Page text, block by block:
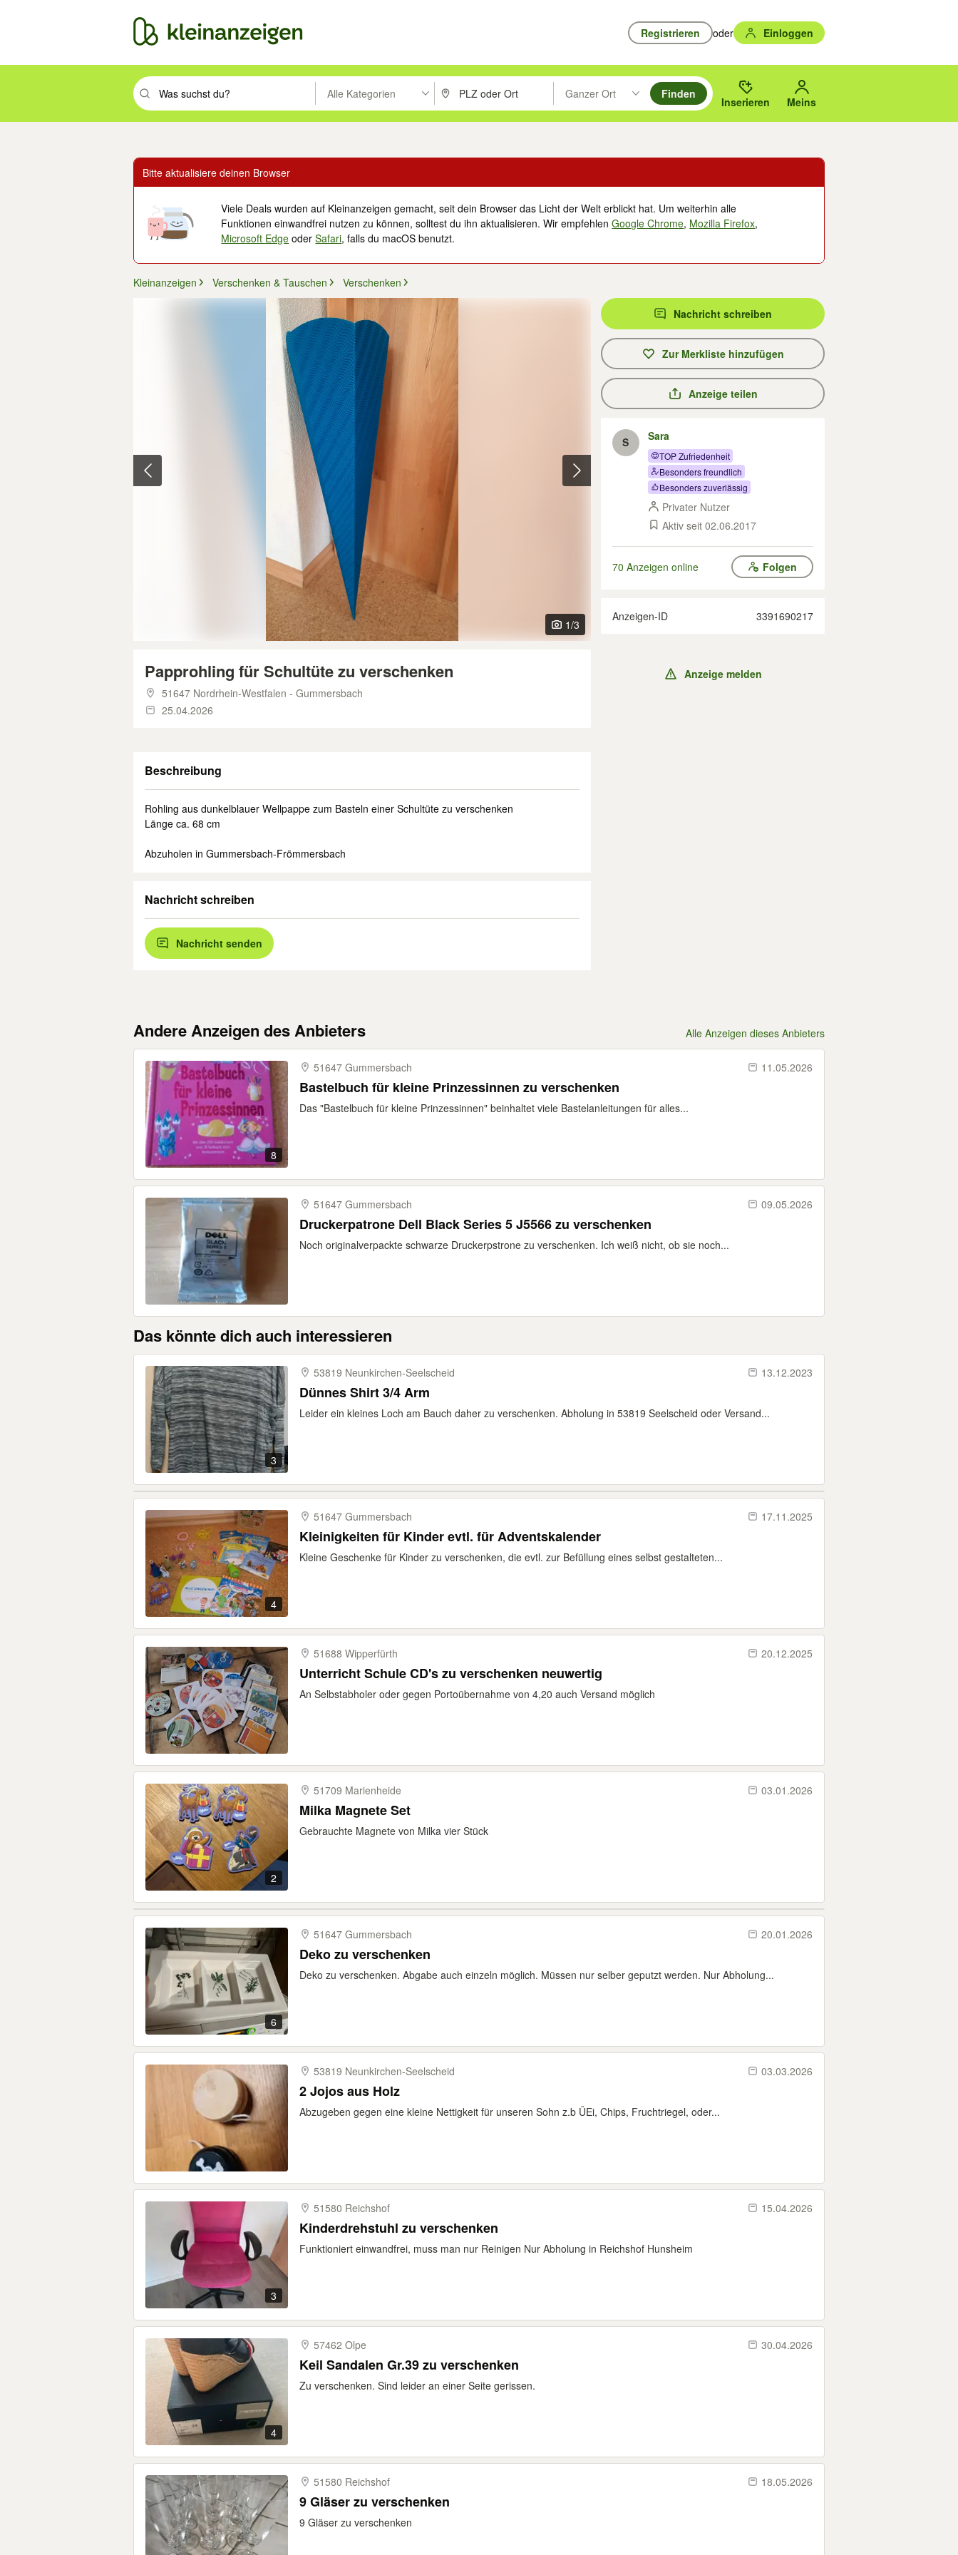
Registrieren oder Einloggen
Suchbegriff eingeben. Eingabetaste drücken um zu suchen, oder Vorschläge mit den Pfeiltasten nach oben/unten durchsuchen und mit Eingabetaste auswählen.
Alle Kategorien PLZ oder Ort eingeben. Eingabetaste drücken um zu suchen, oder Vorschläge mit den Pfeiltasten nach oben/
Ganzer Ort
Suche im Umkreis des gewählten Orts oder PLZ.
Finden
Inserieren Meins
Bitte aktualisiere deinen Browser
Viele Deals wurden auf Kleinanzeigen gemacht, seit dein Browser das Licht der Welt erblickt hat. Um weiterhin alle
Funktionen einwandfrei nutzen zu können, solltest du ihn aktualisieren. Wir empfehlenGoogle Chrome, Mozilla Firefox,
Microsoft Edge oderSafari, falls du macOS benutzt.
Kleinanzeigen Verschenken & Tauschen Verschenken
1/3
Papprohling für Schultüte zu verschenken
51647 Nordrhein-Westfalen - Gummersbach
25.04.2026
Beschreibung
Rohling aus dunkelblauer Wellpappe zum Basteln einer Schultüte zu verschenken
Länge ca. 68 cm
Abzuholen in Gummersbach-Frömmersbach
Nachricht schreiben
Nachricht senden
Nachricht schreiben
Zur Merkliste hinzufügen
Anzeige teilen
S Sara
TOP Zufriedenheit
Besonders freundlich
Besonders zuverlässig
Privater Nutzer
Aktiv seit 02.06.2017
70 Anzeigen online Folgen
Anzeigen-ID 3391690217
Anzeige melden
Andere Anzeigen des Anbieters Alle Anzeigen dieses Anbieters
8
51647 Gummersbach 11.05.2026
Bastelbuch für kleine Prinzessinnen zu verschenken
Das "Bastelbuch für kleine Prinzessinnen" beinhaltet viele Bastelanleitungen für alles...
51647 Gummersbach 09.05.2026
Druckerpatrone Dell Black Series 5 J5566 zu verschenken
Noch originalverpackte schwarze Druckerpstrone zu verschenken. Ich weiß nicht, ob sie noch...
Das könnte dich auch interessieren
3
53819 Neunkirchen-​Seelscheid 13.12.2023
Dünnes Shirt 3/4 Arm
Leider ein kleines Loch am Bauch daher zu verschenken. Abholung in 53819 Seelscheid oder Versand...
4
51647 Gummersbach 17.11.2025
Kleinigkeiten für Kinder evtl. für Adventskalender
Kleine Geschenke für Kinder zu verschenken, die evtl. zur Befüllung eines selbst gestalteten...
51688 Wipperfürth 20.12.2025
Unterricht Schule CD's zu verschenken neuwertig
An Selbstabholer oder gegen Portoübernahme von 4,20 auch Versand möglich
2
51709 Marienheide 03.01.2026
Milka Magnete Set
Gebrauchte Magnete von Milka vier Stück
6
51647 Gummersbach 20.01.2026
Deko zu verschenken
Deko zu verschenken. Abgabe auch einzeln möglich. Müssen nur selber geputzt werden. Nur Abholung...
53819 Neunkirchen-​Seelscheid 03.03.2026
2 Jojos aus Holz
Abzugeben gegen eine kleine Nettigkeit für unseren Sohn z.b ÜEi, Chips, Fruchtriegel, oder...
3
51580 Reichshof 15.04.2026
Kinderdrehstuhl zu verschenken
Funktioniert einwandfrei, muss man nur Reinigen Nur Abholung in Reichshof Hunsheim
4
57462 Olpe 30.04.2026
Keil Sandalen Gr.39 zu verschenken
Zu verschenken. Sind leider an einer Seite gerissen.
51580 Reichshof 18.05.2026
9 Gläser zu verschenken
9 Gläser zu verschenken